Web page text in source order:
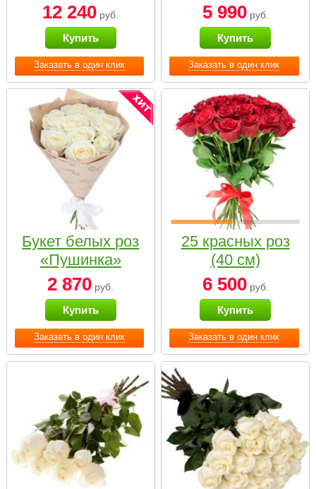
Заказать в один клик
12 240 руб.
Купить
Заказать в один клик
5 990руб.
Купить
Заказать в один клик
Букет белых роз
«Пушинка»
2 870 руб.
Купить
Заказать в один клик
25 красных роз
(40 см)
6 500руб.
Купить